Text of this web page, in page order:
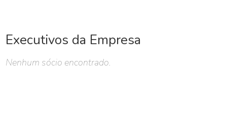
Executivos da Empresa
Nenhum sócio encontrado.